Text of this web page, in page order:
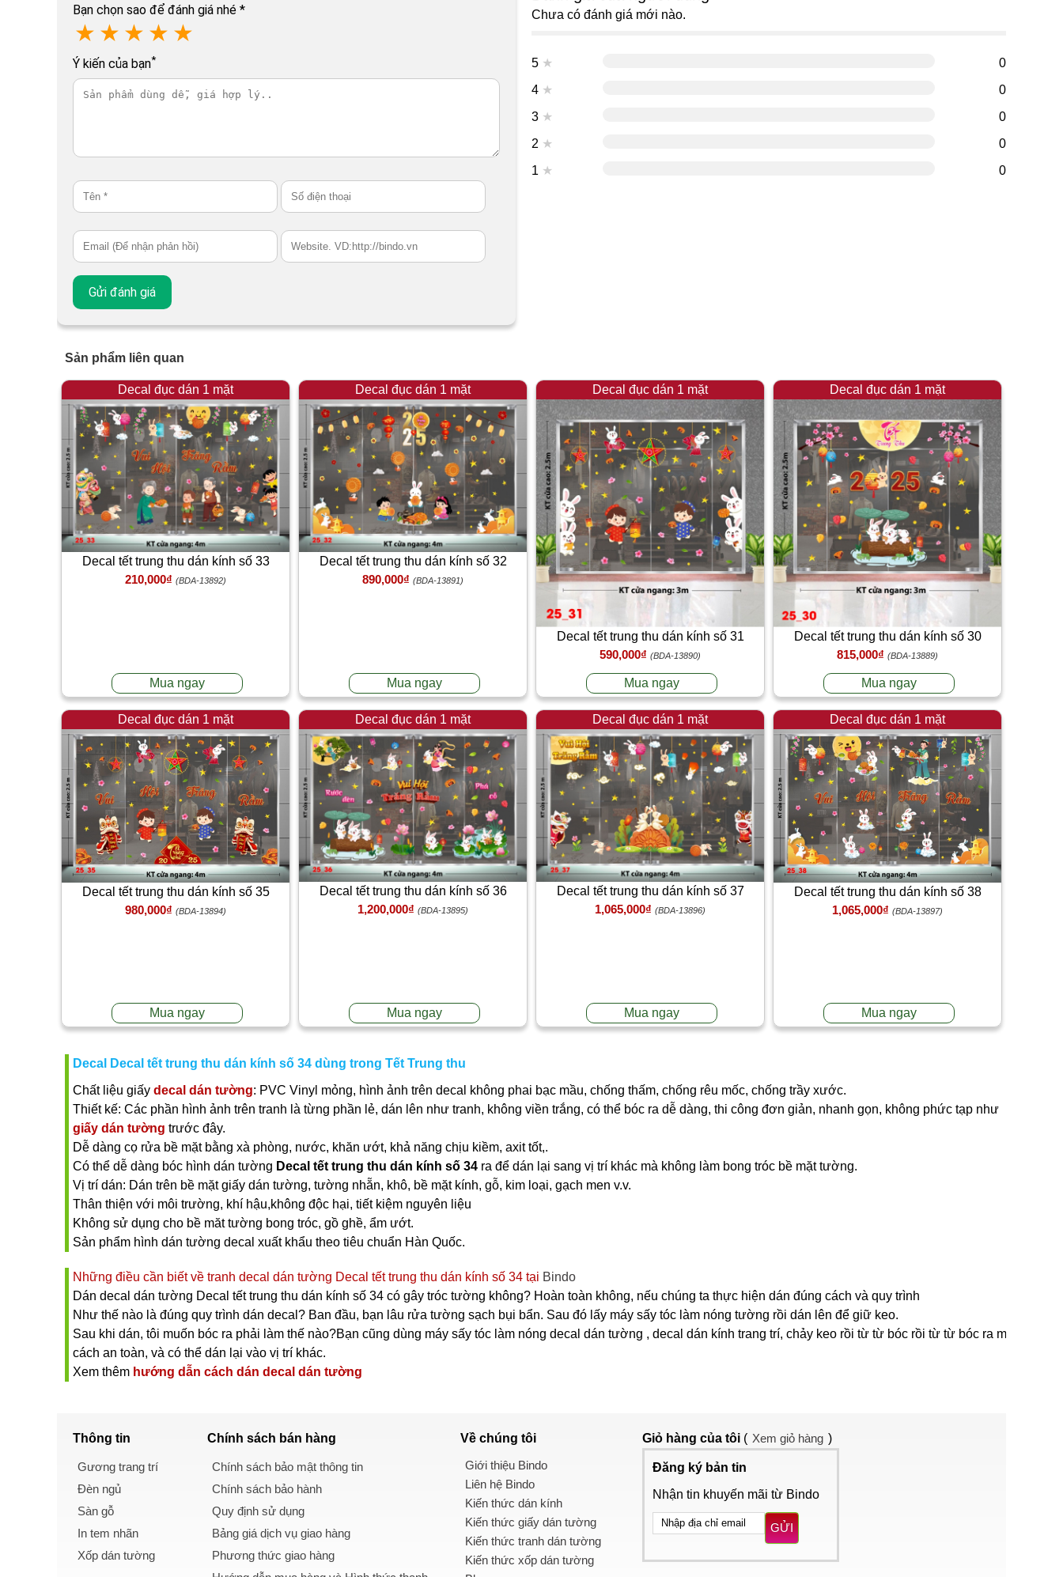
Bạn chọn sao để đánh giá nhé *
★ ★ ★ ★ ★
Ý kiến của bạn*
Chưa có đánh giá mới nào.
5 ★
0
4 ★
0
3 ★
0
2 ★
0
1 ★ 0
Sản phẩm liên quan
Decal đục dán 1 mặt
Decal tết trung thu dán kính số 33
210,000₫ (BDA-13892)
Mua ngay
Decal đục dán 1 mặt
Decal tết trung thu dán kính số 32
890,000₫ (BDA-13891)
Mua ngay
Decal đục dán 1 mặt
Decal tết trung thu dán kính số 31
590,000₫ (BDA-13890)
Mua ngay
Decal đục dán 1 mặt
Decal tết trung thu dán kính số 30
815,000₫ (BDA-13889)
Mua ngay
Decal đục dán 1 mặt
Decal tết trung thu dán kính số 35
980,000₫ (BDA-13894)
Mua ngay
Decal đục dán 1 mặt
Decal tết trung thu dán kính số 36
1,200,000₫ (BDA-13895)
Mua ngay
Decal đục dán 1 mặt
Decal tết trung thu dán kính số 37
1,065,000₫ (BDA-13896)
Mua ngay
Decal đục dán 1 mặt
Decal tết trung thu dán kính số 38
1,065,000₫ (BDA-13897)
Mua ngay
Decal Decal tết trung thu dán kính số 34 dùng trong Tết Trung thu
Chất liệu giấy decal dán tường: PVC Vinyl mỏng, hình ảnh trên decal không phai bạc mầu, chống thấm, chống rêu mốc, chống trầy xước.
Thiết kế: Các phần hình ảnh trên tranh là từng phần lẻ, dán lên như tranh, không viền trắng, có thể bóc ra dễ dàng, thi công đơn giản, nhanh gọn, không phức tạp như
giấy dán tường trước đây.
Dễ dàng cọ rửa bề mặt bằng xà phòng, nước, khăn ướt, khả năng chịu kiềm, axit tốt,.
Có thể dễ dàng bóc hình dán tường Decal tết trung thu dán kính số 34 ra để dán lại sang vị trí khác mà không làm bong tróc bề mặt tường.
Vị trí dán: Dán trên bề mặt giấy dán tường, tường nhẵn, khô, bề mặt kính, gỗ, kim loại, gạch men v.v.
Thân thiện với môi trường, khí hậu,không độc hại, tiết kiệm nguyên liệu
Không sử dụng cho bề măt tường bong tróc, gồ ghề, ẩm ướt.
Sản phẩm hình dán tường decal xuất khẩu theo tiêu chuẩn Hàn Quốc.
Những điều cần biết về tranh decal dán tường Decal tết trung thu dán kính số 34 tại Bindo
Dán decal dán tường Decal tết trung thu dán kính số 34 có gây tróc tường không? Hoàn toàn không, nếu chúng ta thực hiện dán đúng cách và quy trình
Như thế nào là đúng quy trình dán decal? Ban đầu, bạn lâu rửa tường sạch bụi bẩn. Sau đó lấy máy sấy tóc làm nóng tường rồi dán lên để giữ keo.
Sau khi dán, tôi muốn bóc ra phải làm thế nào?Bạn cũng dùng máy sấy tóc làm nóng decal dán tường , decal dán kính trang trí, chảy keo rồi từ từ bóc rồi từ từ bóc ra một
cách an toàn, và có thể dán lại vào vị trí khác.
Xem thêm hướng dẫn cách dán decal dán tường
Thông tin
Gương trang trí
Đèn ngủ
Sàn gỗ
In tem nhãn
Xốp dán tường
Chính sách bán hàng
Chính sách bảo mật thông tin
Chính sách bảo hành
Quy định sử dụng
Bảng giá dịch vụ giao hàng
Phương thức giao hàng
Về chúng tôi
Giới thiệu Bindo
Liên hệ Bindo
Kiến thức dán kính
Kiến thức giấy dán tường
Kiến thức tranh dán tường
Kiến thức xốp dán tường
Giỏ hàng của tôi ( Xem giỏ hàng )
Đăng ký bản tin
Nhận tin khuyến mãi từ Bindo
GỬI